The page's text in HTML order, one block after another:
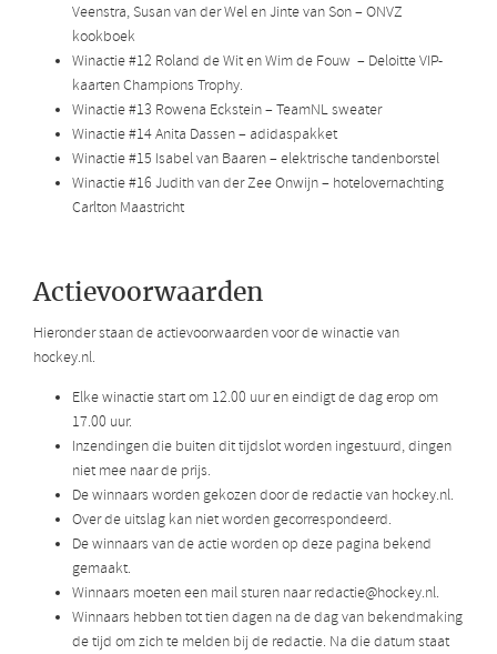
Veenstra, Susan van der Wel en Jinte van Son – ONVZ
kookboek
Winactie #12 Roland de Wit en Wim de Fouw – Deloitte VIP-
kaarten Champions Trophy.
Winactie #13 Rowena Eckstein – TeamNL sweater
Winactie #14 Anita Dassen – adidaspakket
Winactie #15 Isabel van Baaren – elektrische tandenborstel
Winactie #16 Judith van der Zee Onwijn – hotelovernachting
Carlton Maastricht
Actievoorwaarden
Hieronder staan de actievoorwaarden voor de winactie van
hockey.nl.
Elke winactie start om 12.00 uur en eindigt de dag erop om
17.00 uur.
Inzendingen die buiten dit tijdslot worden ingestuurd, dingen
niet mee naar de prijs.
De winnaars worden gekozen door de redactie van hockey.nl.
Over de uitslag kan niet worden gecorrespondeerd.
De winnaars van de actie worden op deze pagina bekend
gemaakt.
Winnaars moeten een mail sturen naar redactie@hockey.nl.
Winnaars hebben tot tien dagen na de dag van bekendmaking
de tijd om zich te melden bij de redactie. Na die datum staat